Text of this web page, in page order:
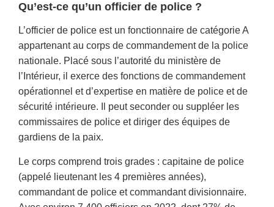
Qu’est-ce qu’un officier de police ?
L’officier de police est un fonctionnaire de catégorie A
appartenant au corps de commandement de la police
nationale. Placé sous l’autorité du ministère de
l’Intérieur, il exerce des fonctions de commandement
opérationnel et d’expertise en matière de police et de
sécurité intérieure. Il peut seconder ou suppléer les
commissaires de police et diriger des équipes de
gardiens de la paix.
Le corps comprend trois grades : capitaine de police
(appelé lieutenant les 4 premières années),
commandant de police et commandant divisionnaire.